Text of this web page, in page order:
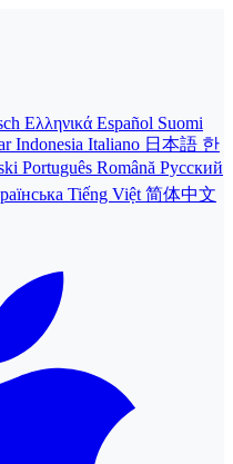
Ελληνικά Español Suomi
Indonesia Italiano 日本語 한
Português Română Русский
Tiếng Việt 简体中文